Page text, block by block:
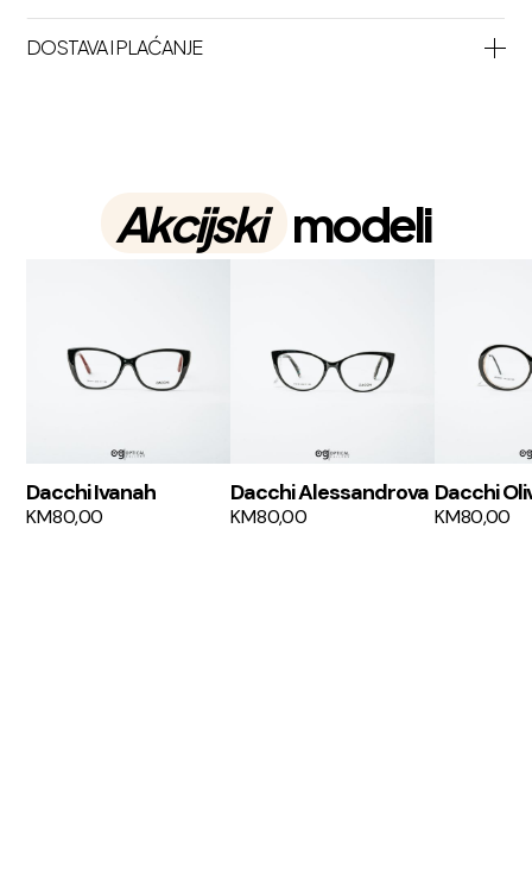
DOSTAVA I PLAĆANJE
Akcijski modeli
Dacchi Ivanah
KM80,00
Dacchi Alessandrova
KM80,00
Dacchi
KM80,00